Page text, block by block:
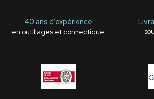
40 ans d'expérience
en outillages et connectique